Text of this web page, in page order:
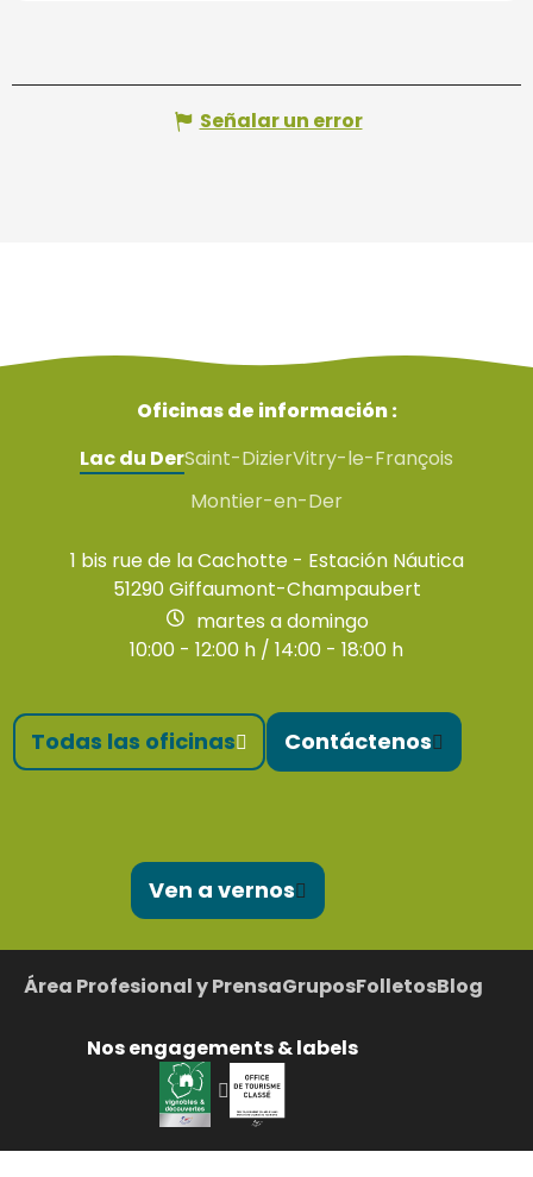
Señalar un error
Oficinas de información :
Lac du DerSaint-DizierVitry-le-François
Montier-en-Der
1 bis rue de la Cachotte - Estación Náutica
51290 Giffaumont-Champaubert
martes a domingo
10:00 - 12:00 h / 14:00 - 18:00 h
Todas las oficinas Contáctenos
Ven a vernos
Área Profesional y PrensaGruposFolletosBlog
Nos engagements & labels